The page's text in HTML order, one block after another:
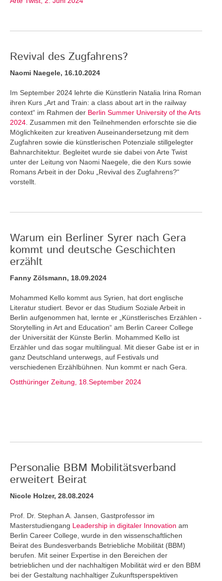
Revival des Zugfahrens?
Naomi Naegele, 16.10.2024
Im September 2024 lehrte die Künstlerin Natalia Irina Roman
ihren Kurs „Art and Train: a class about art in the railway
context“ im Rahmen der Berlin Summer University of the Arts
2024 . Zusammen mit den Teilnehmenden erforschte sie die
Möglichkeiten zur kreativen Auseinandersetzung mit dem
Zugfahren sowie die künstlerischen Potenziale stillgelegter
Bahnarchitektur. Begleitet wurde sie dabei von Arte Twist
unter der Leitung von Naomi Naegele, die den Kurs sowie
Romans Arbeit in der Doku „Revival des Zugfahrens?“
vorstellt.
Warum ein Berliner Syrer nach Gera
kommt und deutsche Geschichten
erzählt
Fanny Zölsmann, 18.09.2024
Mohammed Kello kommt aus Syrien, hat dort englische
Literatur studiert. Bevor er das Studium Soziale Arbeit in
Berlin aufgenommen hat, lernte er „Künstlerisches Erzählen -
Storytelling in Art and Education“ am Berlin Career College
der Universität der Künste Berlin. Mohammed Kello ist
Erzähler und das sogar multilingual. Mit dieser Gabe ist er in
ganz Deutschland unterwegs, auf Festivals und
verschiedenen Erzählbühnen. Nun kommt er nach Gera.
Ostthüringer Zeitung, 18.September 2024
Personalie BBM Mobilitätsverband
erweitert Beirat
Nicole Holzer, 28.08.2024
Prof. Dr. Stephan A. Jansen, Gastprofessor im
Masterstudiengang Leadership in digitaler Innovation am
Berlin Career College, wurde in den wissenschaftlichen
Beirat des Bundesverbands Betriebliche Mobilität (BBM)
berufen. Mit seiner Expertise in den Bereichen der
betrieblichen und der nachhaltigen Mobilität wird er den BBM
bei der Gestaltung nachhaltiger Zukunftsperspektiven